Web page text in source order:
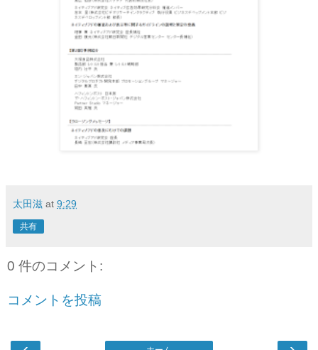
太田滋 at 9:29
共有
0 件のコメント:
コメントを投稿